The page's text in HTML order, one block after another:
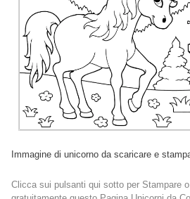
Immagine di unicorno da scaricare e
Clicca sui pulsanti qui sotto per Stampare